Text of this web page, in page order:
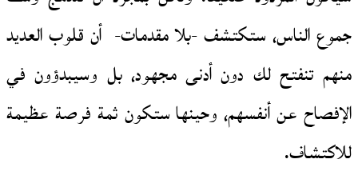
جموع الناس، ستكتشف -بلا مقدمات- أن قلوب العديد
منهم تنفتح لك دون أدنى مجهود، بل وسيبدؤون في
الإفصاح عن أنفسهم، وحينها ستكون ثمة فرصة عظيمة
للاكتشاف.